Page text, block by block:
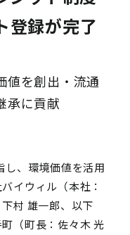
登録が完了
値を創出・流通
承に貢献
し、環境価値を活用
イウィル（本社：
村 雄一郎、以下
（町長：佐々木 光